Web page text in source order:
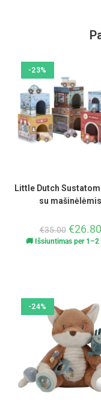
-23%
Little Dutch
su mašinėlėmis
€35.00 €26.80
🚚 Išsiuntimas per 1–2
-24%